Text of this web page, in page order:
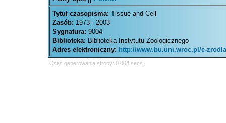
Tytuł czasopisma: Tissue and Cell
Zasób: 1973 - 2003
Sygnatura: 9004
Biblioteka: Biblioteka Instytutu Zoologicznego
Adres elektroniczny: http://www.bu.uni.wroc.pl/e-
Czas generowania strony: 0.004 secs.